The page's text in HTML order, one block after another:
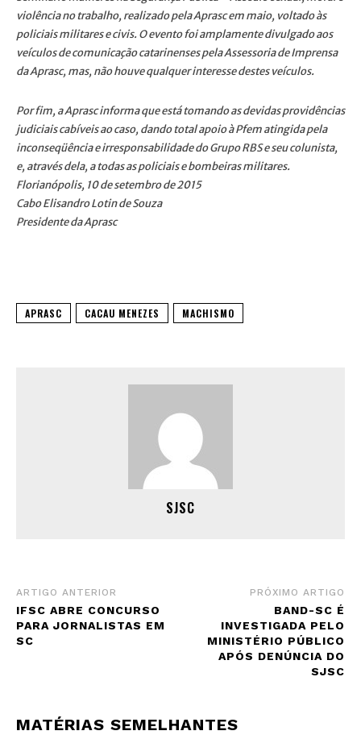
violência no trabalho, realizado pela Aprasc em maio, voltado às
policiais militares e civis. O evento foi amplamente divulgado aos
veículos de comunicação catarinenses pela Assessoria de Imprensa
da Aprasc, mas, não houve qualquer interesse destes veículos.
Por fim, a Aprasc informa que está tomando as devidas providências
judiciais cabíveis ao caso, dando total apoio à Pfem atingida pela
inconseqüência e irresponsabilidade do Grupo RBS e seu colunista,
e, através dela, a todas as policiais e bombeiras militares.
Florianópolis, 10 de setembro de 2015
Cabo Elisandro Lotin de Souza
Presidente da Aprasc
APRASC CACAU MENEZES MACHISMO
SJSC
ARTIGO ANTERIOR
IFSC ABRE CONCURSO
PARA JORNALISTAS EM
SC
PRÓXIMO ARTIGO
BAND-SC É
INVESTIGADA PELO
MINISTÉRIO PÚBLICO
APÓS DENÚNCIA DO
SJSC
MATÉRIAS SEMELHANTES